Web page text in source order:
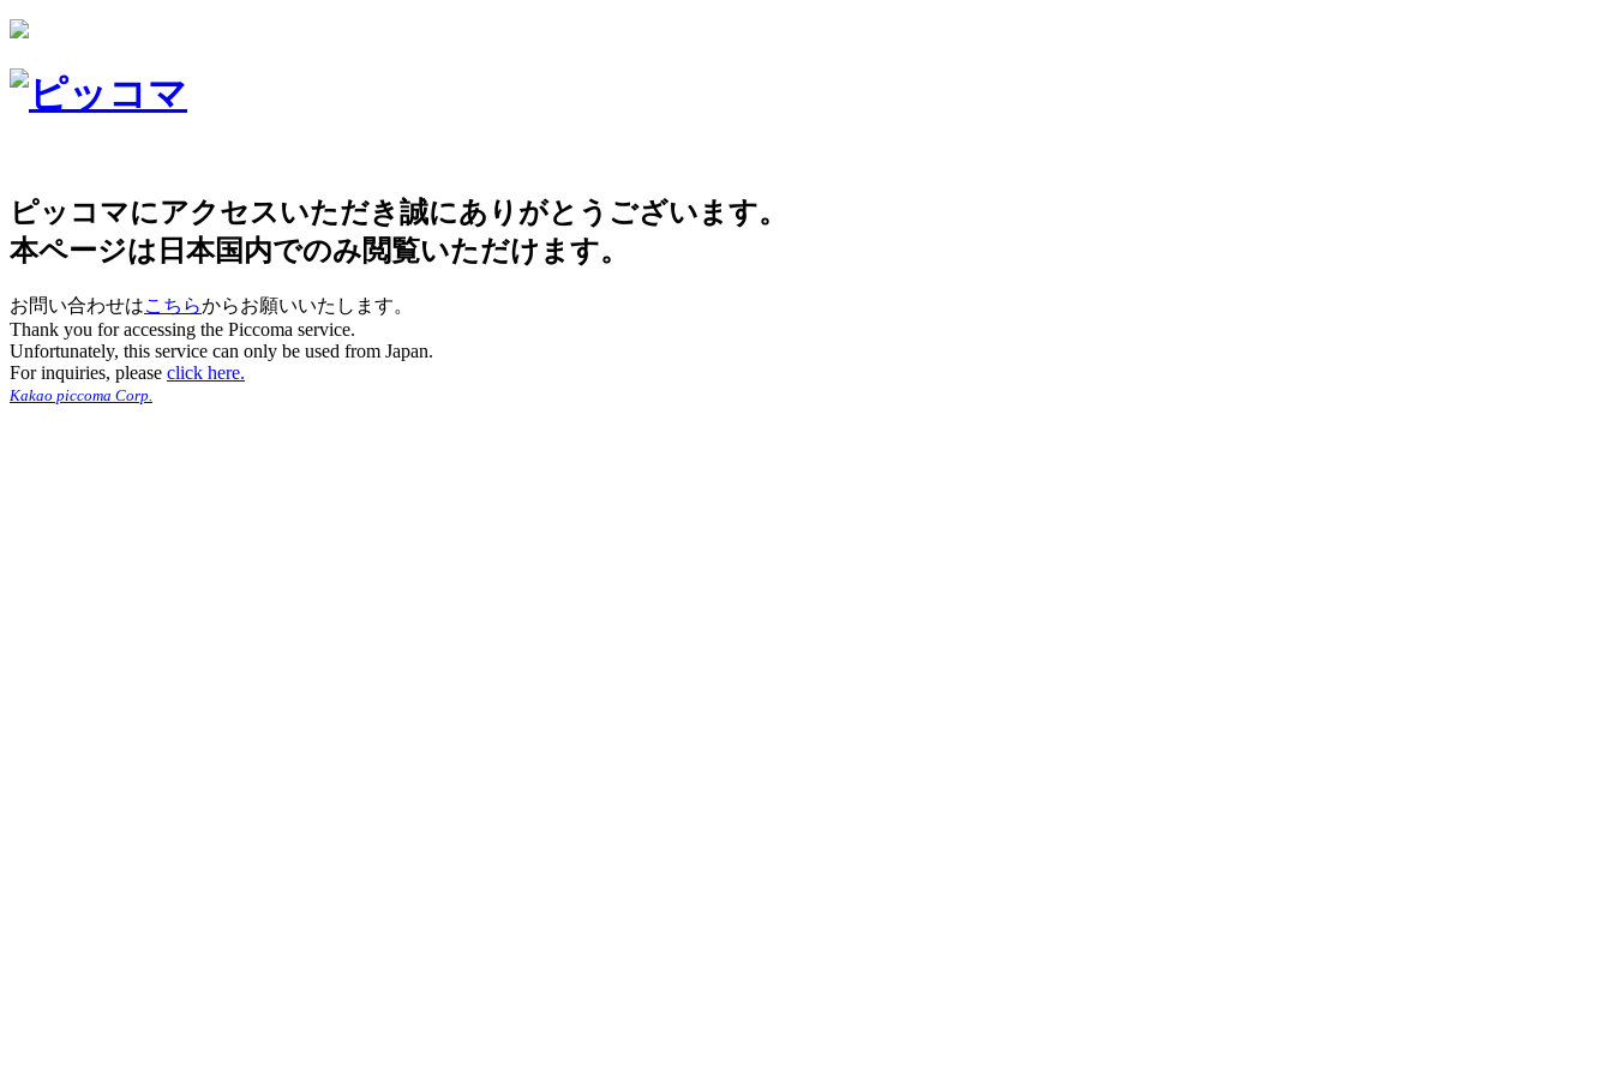
ピッコマにアクセスいただき誠にありがとうございます。
本ページは日本国内でのみ閲覧いただけます。
お問い合わせはこちらからお願いいたします。
Thank you for accessing the Piccoma service.
Unfortunately, this service can only be used from Japan.
For inquiries, please click here.
Kakao piccoma Corp.